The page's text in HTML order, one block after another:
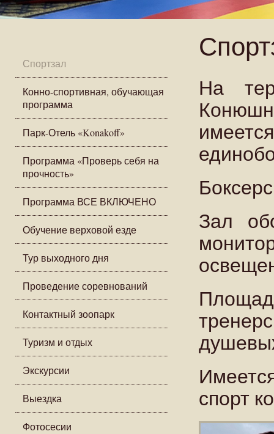
Спортзал
Конно-спортивная, обучающая
программа
Парк-Отель «Konakoff»
Программа «Проверь себя на
прочность»
Программа ВСЕ ВКЛЮЧЕНО
Обучение верховой езде
Тур выходного дня
Проведение соревнований
Контактный зоопарк
Туризм и отдых
Экскурсии
Выездка
Фотосесии
На
Зал
спорт